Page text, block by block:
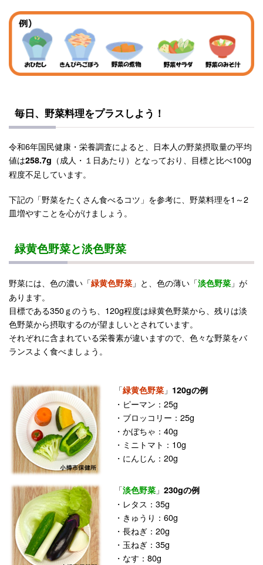
毎日、野菜料理をプラスしよう！
令和6年国民健康・栄養調査によると、日本人の野菜摂取量の平均
値は258.7g （成人・１日あたり）となっており、目標と比べ100g
程度不足しています。
下記の「野菜をたくさん食べるコツ」を参考に、野菜料理を1～2
皿増やすことを心がけましょう。
緑黄色野菜と淡色野菜
野菜には、色の濃い「緑黄色野菜 」と、色の薄い「淡色野菜 」が
あります。
目標である350ｇのうち、120g程度は緑黄色野菜から、残りは淡
色野菜から摂取するのが望ましいとされています。
それぞれに含まれている栄養素が違いますので、色々な野菜をバ
ランスよく食べましょう。
「緑黄色野菜 」 120gの例
・ピーマン：25g
・ブロッコリー：25g
・かぼちゃ：40g
・ミニトマト：10g
・にんじん：20g
「淡色野菜 」 230gの例
・レタス：35g
・きゅうり：60g
・長ねぎ：20g
・玉ねぎ：35g
・なす：80g